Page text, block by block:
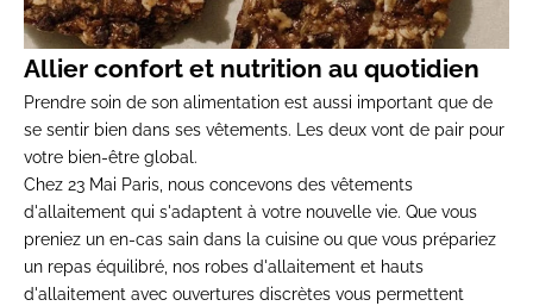
Allier confort et nutrition au quotidien
Prendre soin de son alimentation est aussi important que de
se sentir bien dans ses vêtements. Les deux vont de pair pour
votre bien-être global.
Chez 23 Mai Paris, nous concevons des vêtements
d'allaitement qui s'adaptent à votre nouvelle vie. Que vous
preniez un en-cas sain dans la cuisine ou que vous prépariez
un repas équilibré, nos robes d'allaitement et hauts
d'allaitement avec ouvertures discrètes vous permettent